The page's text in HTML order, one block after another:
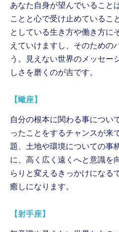
あなた自身が望んでいるこ
ことと心で受け止めているこ
としている生き方や働き方に
えていけますし、そのための
う。見えない世界のメッセー
しさを磨くのが吉です。
【蠍座】
自分の根本に関わる事につい
ったことをするチャンスが来
題、土地や環境についての事
に、高く広く遠くへと意識を
らりと変えるきっかけになる
癒しになります。
【射手座】